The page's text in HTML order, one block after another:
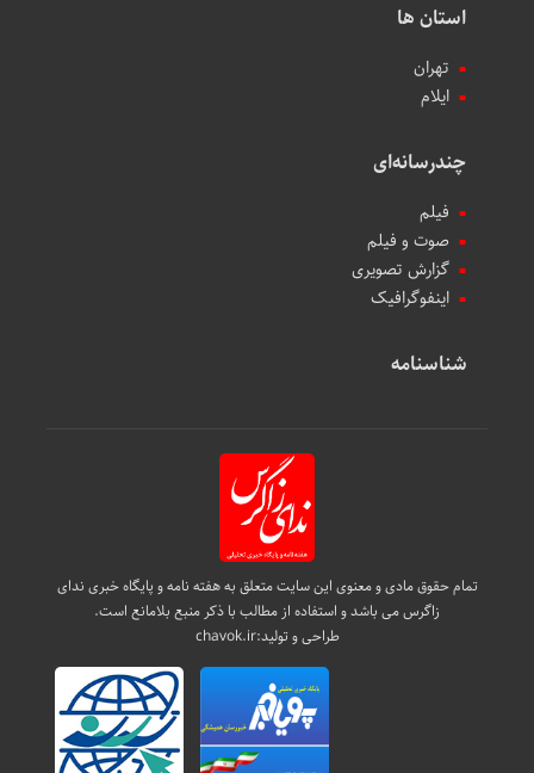
استان ها
تهران
ایلام
چندرسانه‌ای
فیلم
صوت و فیلم
گزارش تصویری
اینفوگرافیک
شناسنامه
تمام حقوق مادی و معنوی این سایت متعلق به هفته نامه و پایگاه خبری ندای
زاگرس می باشد و استفاده از مطالب با ذکر منبع بلامانع است.
طراحی و تولید:chavok.ir